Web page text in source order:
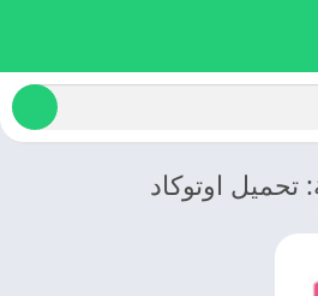
تحميل اوتوكاد